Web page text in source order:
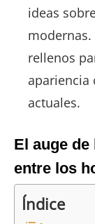
ideas
rellenos
apariencia
actuales.
El auge
entre los
Índice